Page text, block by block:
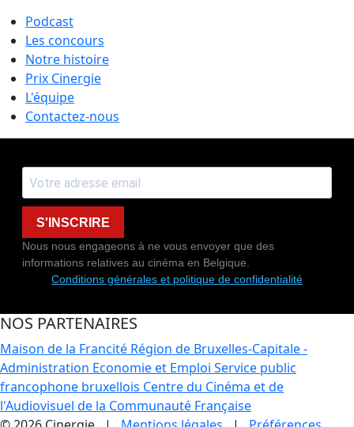
Podcast
Les concours
Notre histoire
Prix Cinergie
L'équipe
Contactez-nous
S'INSCRIRE
Nous nous engageons à ne vous envoyer que des
informations relatives au cinéma en Belgique.
Conditions générales et politique de confidentialité
NOS PARTENAIRES
Maison de la Francité Région de Bruxelles-Capitale -
Administration Economie et Emploi Service public
francophone bruxellois Centre du Cinéma et de
l'Audiovisuel de la Communauté Française